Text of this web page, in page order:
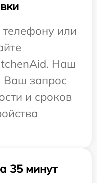
или
Наш
Ваш запрос
и сроков
35 минут